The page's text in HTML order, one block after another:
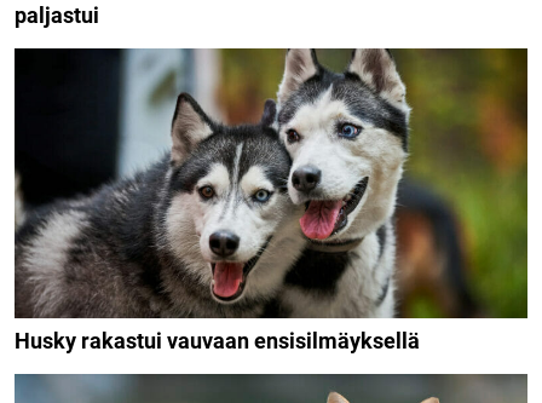
paljastui
Husky rakastui vauvaan ensisilmäyksellä